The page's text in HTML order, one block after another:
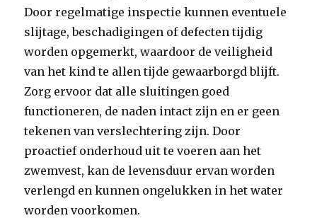
Door regelmatige inspectie kunnen eventuele
slijtage, beschadigingen of defecten tijdig
worden opgemerkt, waardoor de veiligheid
van het kind te allen tijde gewaarborgd blijft.
Zorg ervoor dat alle sluitingen goed
functioneren, de naden intact zijn en er geen
tekenen van verslechtering zijn. Door
proactief onderhoud uit te voeren aan het
zwemvest, kan de levensduur ervan worden
verlengd en kunnen ongelukken in het water
worden voorkomen.